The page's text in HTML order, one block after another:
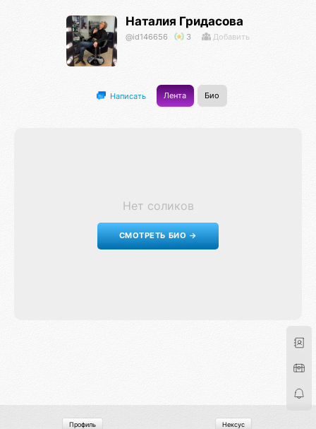
Наталия Гридасова
@id146656 3 Добавить
Написать Лента Био
Нет соликов
СМОТРЕТЬ БИО →
Профиль Нексус